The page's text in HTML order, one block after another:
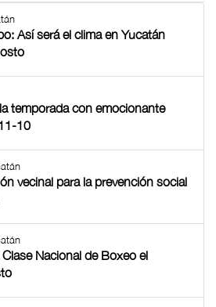
Así será el clima en Yucatán
temporada con emocionante
10
vecinal para la prevención social
Nacional de Boxeo el